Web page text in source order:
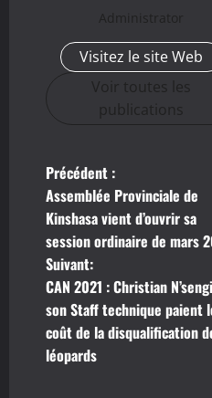
Administrator
Visitez le site Web
Voir toutes les
publications
N
a
v
i
g
a
Précédent :
Assemblée Provinciale de
Kinshasa vient d’ouvrir sa
session ordinaire de mars
Suivant:
CAN 2021 : Christian
son Staff technique paient
coût de la disqualification
léopards